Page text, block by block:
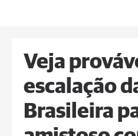
Veja
escalação
Brasileira